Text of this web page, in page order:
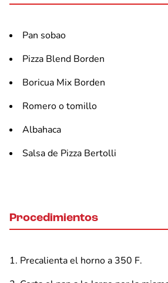
Pan sobao
Pizza Blend Borden
Boricua Mix Borden
Romero o tomillo
Albahaca
Salsa de Pizza Bertolli
Procedimientos
Precalienta el horno a 350 F.